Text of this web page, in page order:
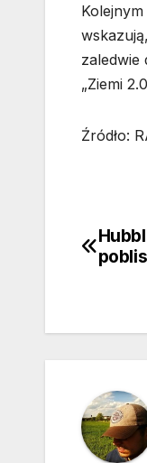
zaledwie
„Ziemi
Źródło: